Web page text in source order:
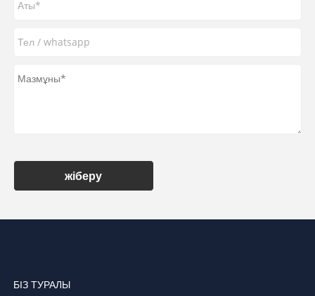
жіберу
БІЗ ТУРАЛЫ